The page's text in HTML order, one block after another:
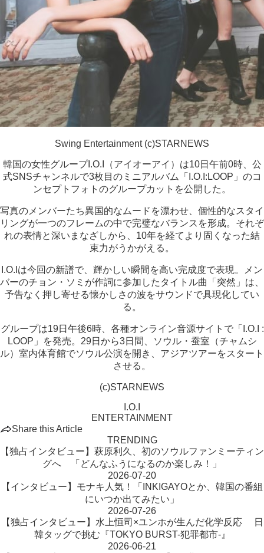
Swing Entertainment (c)STARNEWS
韓国の女性グループI.O.I（アイオーアイ）は10日午前0時、公
式SNSチャンネルで3枚目のミニアルバム「I.O.I:LOOP」のコ
ンセプトフォトのグループカットを公開した。
写真のメンバーたち異国的なムードを漂わせ、個性的なスタイ
リングが一つのフレームの中で完璧なバランスを形成。それぞ
れの表情と深いまなざしから、10年を経てより固くなった結
束力がうかがえる。
I.O.Iは今回の新譜で、輝かしい瞬間を高い完成度で表現。メン
バーのチョン・ソミが作詞に参加したタイトル曲「突然」は、
予告なく押し寄せる懐かしさの波をサウンドで具現化してい
る。
グループは19日午後6時、各種オンライン音源サイトで「I.O.I :
LOOP」を発売。29日から3日間、ソウル・蚕室（チャムシ
ル）室内体育館でソウル公演を開き、アジアツアーをスタート
させる。
(c)STARNEWS
I.O.I
ENTERTAINMENT
Share this Article
TRENDING
【独占インタビュー】萩原利久、初のソウルファンミーティン
グへ 「どんなふうになるのか楽しみ！」
2026-07-20
【インタビュー】モナキ人気！「INKIGAYOとか、韓国の番組
にいつか出てみたい」
2026-07-26
【独占インタビュー】水上恒司×ユンホが生んだ化学反応 日
韓タッグで挑む『TOKYO BURST-犯罪都市-』
2026-06-21